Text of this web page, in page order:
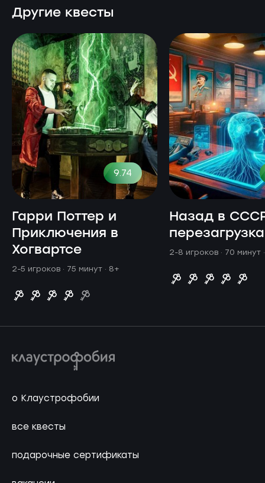
Другие квесты
9.74
Гарри Поттер и
Приключения в
Хогвартсе
2-5 игроков · 75 минут · 8+
Назад в
перезагрузка
2-8 игроков · 70 минут
о Клаустрофобии
все квесты
подарочные сертификаты